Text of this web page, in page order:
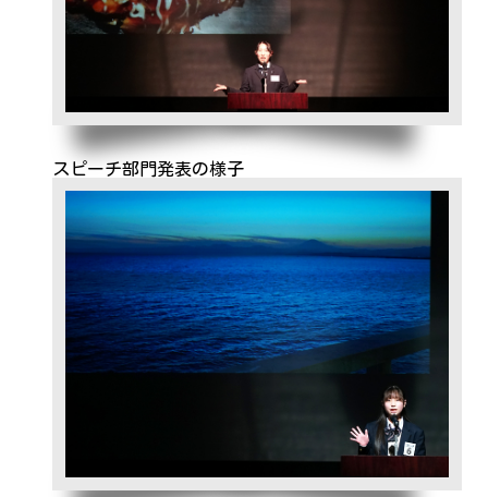
スピーチ部門発表の様子